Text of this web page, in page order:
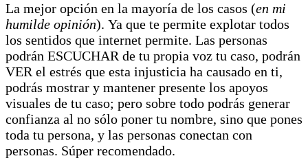
La mejor opción en la mayoría de los casos (en mi
humilde opinión). Ya que te permite explotar todos
los sentidos que internet permite. Las personas
podrán ESCUCHAR de tu propia voz tu caso, podrán
VER el estrés que esta injusticia ha causado en ti,
podrás mostrar y mantener presente los apoyos
visuales de tu caso; pero sobre todo podrás generar
confianza al no sólo poner tu nombre, sino que pones
toda tu persona, y las personas conectan con
personas. Súper recomendado.